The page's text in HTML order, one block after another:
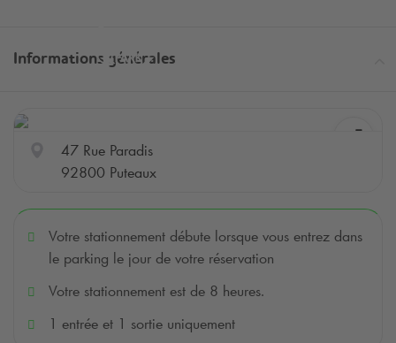
Informations générales
47 Rue Paradis
92800 Puteaux
Votre stationnement débute lorsque vous entrez dans
le parking le jour de votre réservation
Votre stationnement est de 8 heures.
1 entrée et 1 sortie uniquement